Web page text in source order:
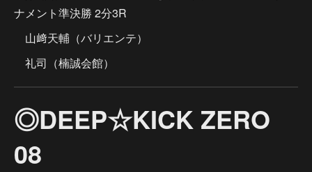
ナメント準決勝 2分3R
山﨑天輔（バリエンテ）
礼司（楠誠会館）
◎DEEP☆KICK ZERO
08